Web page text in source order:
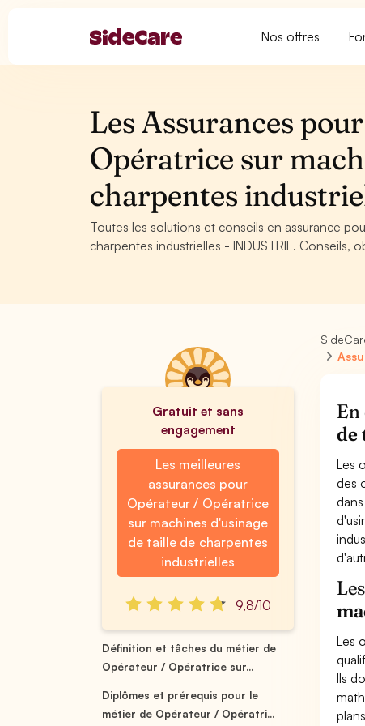
Nos offres
Les Assurances
Opératrice sur
charpentes
Toutes les solutions et conseils en assurance
charpentes industrielles - INDUSTRIE. Conseils,
Gratuit et sans
engagement
Les meilleures
assurances pour
Opérateur / Opératrice
sur machines d'usinage
de taille de charpentes
industrielles
9,8/10
Définition et tâches du métier de
Opérateur / Opératrice sur...
Diplômes et prérequis pour le
métier de Opérateur / Opératri...
En
de
Les
des
Les
Ils